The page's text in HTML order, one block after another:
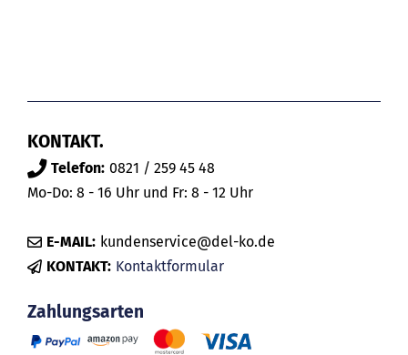
KONTAKT.
Telefon: 0821 / 259 45 48
Mo-Do: 8 - 16 Uhr und Fr: 8 - 12 Uhr
E-MAIL: kundenservice@del-ko.de
KONTAKT: Kontaktformular
Zahlungsarten